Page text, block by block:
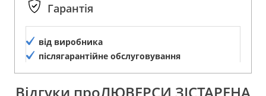
Гарантія
від виробника
післягарантійне обслуговування